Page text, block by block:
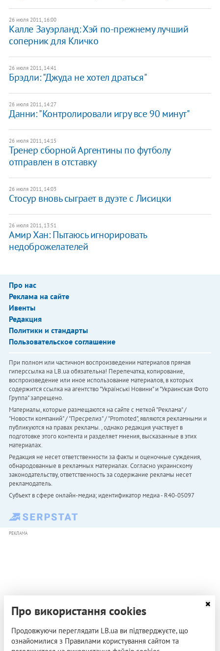
26 июля 2011, 16:00
Калле Зауэрланд: Хэй по-прежнему лучший
соперник для Кличко
26 июля 2011, 14:41
Брэдли: "Джуда не хотел драться"
26 июля 2011, 14:27
Данни: "Контролировали игру все 90 минут"
26 июля 2011, 14:15
Тренер сборной Аргентины по футболу
отправлен в отставку
26 июля 2011, 14:03
Стосур вновь сыграет в дуэте с Лисицки
26 июля 2011, 13:51
Амир Хан: Пытаюсь игнорировать
недоброжелателей
Про нас
Реклама на сайте
Ивенты
Редакция
Политики и стандарты
Пользовательское соглашение
При полном или частичном воспроизведении материалов прямая
гиперссылка на LB.ua обязательна! Перепечатка, копирование,
воспроизведение или иное использование материалов, в которых
содержится ссылка на агентство "Українськi Новини" и "Украинская Фото
Группа" запрещено.
Материалы, которые размещаются на сайте с меткой "Реклама" /
"Новости компаний" / "Пресрелиз" / "Promoted", являются рекламными и
публикуются на правах рекламы. , однако редакция участвует в
подготовке этого контента и разделяет мнения, высказанные в этих
материалах.
Редакция не несет ответственности за факты и оценочные суждения,
обнародованные в рекламных материалах. Согласно украинскому
законодательству, ответственность за содержание рекламы несет
рекламодатель.
Субъект в сфере онлайн-медиа; идентификатор медиа - R40-05097
РЕКЛАМА
Про використання cookies
Продовжуючи переглядати LB.ua ви підтверджуєте, що
ознайомилися з Правилами користування сайтом та